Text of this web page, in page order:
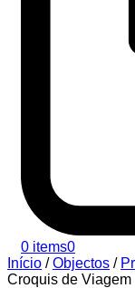
0 items0
Início /Objectos /
Croquis de Viagem